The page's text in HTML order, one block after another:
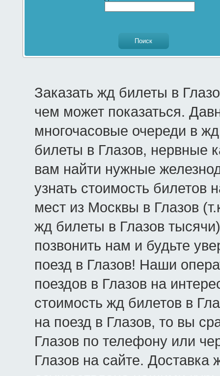
Заказать жд билеты в
чем может показаться.
многочасовые очереди в
билеты в Глазов, нервные
вам найти нужные
узнать стоимость билетов
мест из Москвы в Глазов
жд билеты в Глазов
позвонить нам и будьте
поезд в Глазов! Наши
поездов в Глазов на
стоимость жд билетов в
на поезд в Глазов, то вы
Глазов по телефону или
Глазов на сайте. Доставка